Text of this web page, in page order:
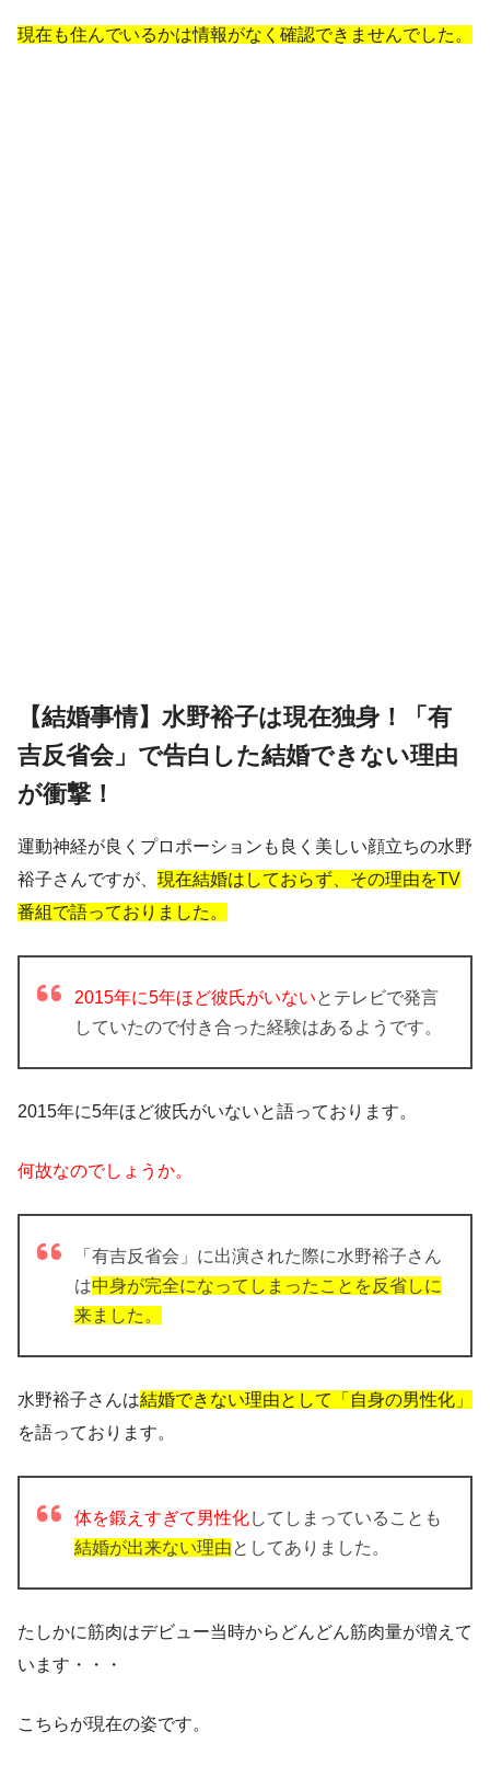
現在も住んでいるかは情報がなく確認できませんでした。
【結婚事情】水野裕子は現在独身！「有
吉反省会」で告白した結婚できない理由
が衝撃！
運動神経が良くプロポーションも良く美しい顔立ちの水野
裕子さんですが、 現在結婚はしておらず、その理由をTV
番組で語っておりました。
2015年に5年ほど彼氏がいないとテレビで発言
していたので付き合った経験はあるようです。
2015年に5年ほど彼氏がいないと語っております。
何故なのでしょうか。
「有吉反省会」に出演された際に水野裕子さん
は中身が完全になってしまったことを反省しに
来ました。
水野裕子さんは結婚できない理由として「自身の男性化」
を語っております。
体を鍛えすぎて男性化してしまっていることも
結婚が出来ない理由としてありました。
たしかに筋肉はデビュー当時からどんどん筋肉量が増えて
います・・・
こちらが現在の姿です。